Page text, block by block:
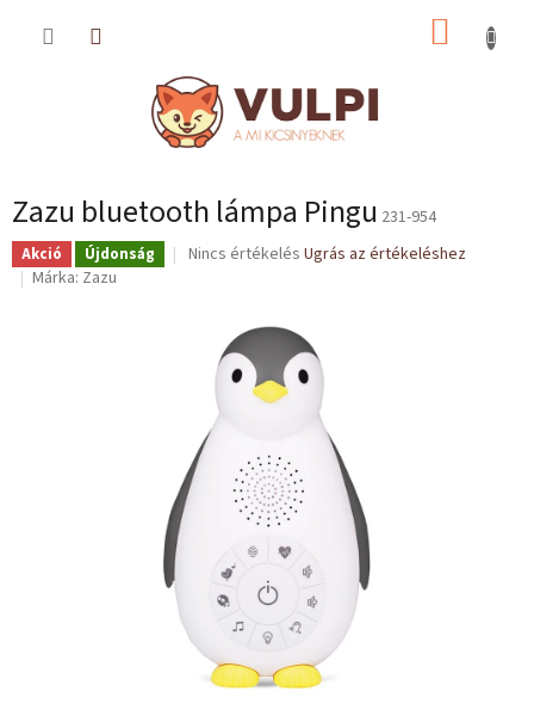
KOSÁR
Zazu bluetooth lámpa Pingu 231-954
Akció Újdonság
A
értékelése
csillag.
Nincs értékelés Ugrás az értékeléshez
Márka: Zazu